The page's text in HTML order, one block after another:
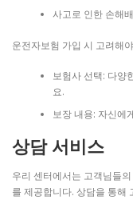
사고로 인한 손해
운전자보험 가입 시 고려해
보험사 선택: 다양
요.
보장 내용: 자신에
상담 서비스
우리 센터에서는 고객님들
를 제공합니다. 상담을 통해